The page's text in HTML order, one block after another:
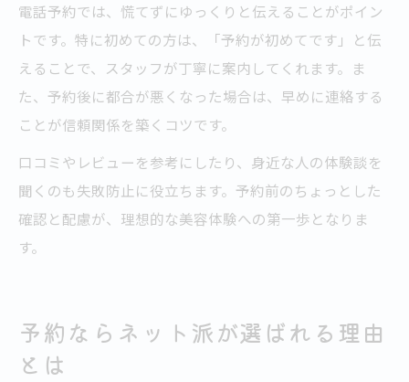
電話予約では、慌てずにゆっくりと伝えることがポイン
トです。特に初めての方は、「予約が初めてです」と伝
えることで、スタッフが丁寧に案内してくれます。ま
た、予約後に都合が悪くなった場合は、早めに連絡する
ことが信頼関係を築くコツです。
口コミやレビューを参考にしたり、身近な人の体験談を
聞くのも失敗防止に役立ちます。予約前のちょっとした
確認と配慮が、理想的な美容体験への第一歩となりま
す。
予約ならネット派が選ばれる理由
とは